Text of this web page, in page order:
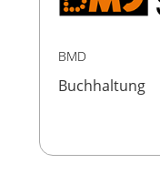
BMD
Buchhaltung